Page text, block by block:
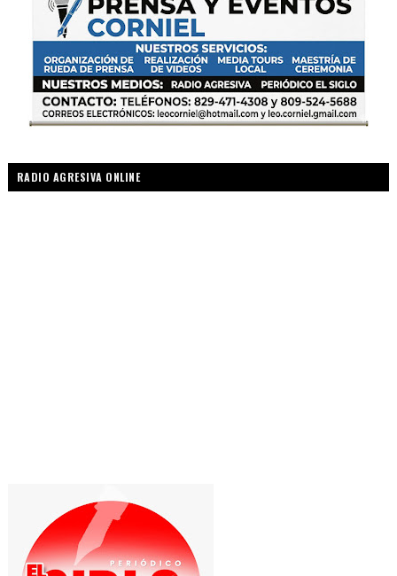
RADIO AGRESIVA ONLINE